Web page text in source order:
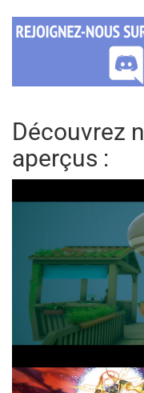
Découvrez
aperçus :